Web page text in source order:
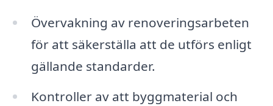
Övervakning av renoveringsarbeten
för att säkerställa att de utförs enligt
gällande standarder.
Kontroller av att byggmaterial och